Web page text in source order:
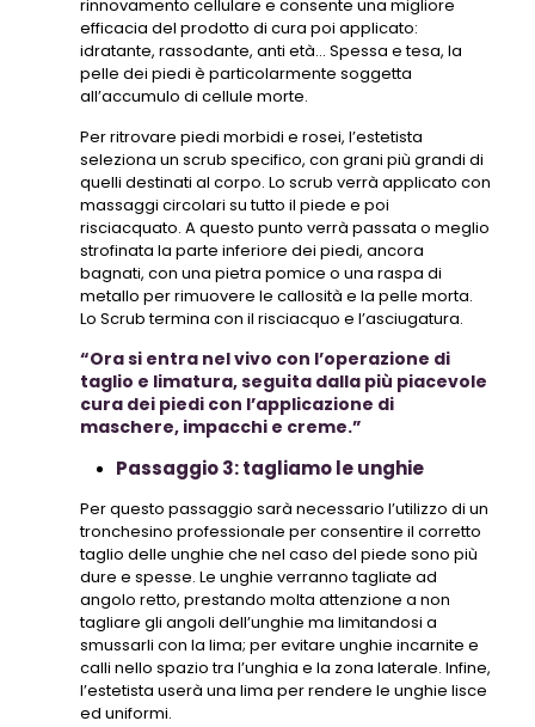
rinnovamento cellulare e consente una migliore
efficacia del prodotto di cura poi applicato:
idratante, rassodante, anti età… Spessa e tesa, la
pelle dei piedi è particolarmente soggetta
all’accumulo di cellule morte.
Per ritrovare piedi morbidi e rosei, l’estetista
seleziona un scrub specifico, con grani più grandi di
quelli destinati al corpo. Lo scrub verrà applicato con
massaggi circolari su tutto il piede e poi
risciacquato. A questo punto verrà passata o meglio
strofinata la parte inferiore dei piedi, ancora
bagnati, con una pietra pomice o una raspa di
metallo per rimuovere le callosità e la pelle morta.
Lo Scrub termina con il risciacquo e l’asciugatura.
“Ora si entra nel vivo con l’operazione di
taglio e limatura, seguita dalla più piacevole
cura dei piedi con l’applicazione di
maschere, impacchi e creme.”
Passaggio 3: tagliamo le unghie
Per questo passaggio sarà necessario l’utilizzo di un
tronchesino professionale per consentire il corretto
taglio delle unghie che nel caso del piede sono più
dure e spesse. Le unghie verranno tagliate ad
angolo retto, prestando molta attenzione a non
tagliare gli angoli dell’unghie ma limitandosi a
smussarli con la lima; per evitare unghie incarnite e
calli nello spazio tra l’unghia e la zona laterale. Infine,
l’estetista userà una lima per rendere le unghie lisce
ed uniformi.